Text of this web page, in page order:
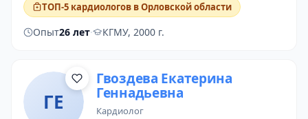
ТОП-5 кардиологов в Орловской области
Опыт26 лет· КГМУ, 2000 г.
ГЕ
Гвоздева Екатерина
Геннадьевна
кардиолог